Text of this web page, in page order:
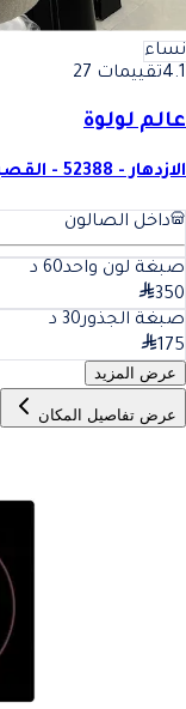
نساء
4.1تقييمات 27
عالم لولوة
الازدهار - 52388 - القصيم - Saudi Arabia
داخل الصالون
صبغة لون واحد60 د
350
صبغة الجذور30 د
175
عرض المزيد
عرض تفاصيل المكان